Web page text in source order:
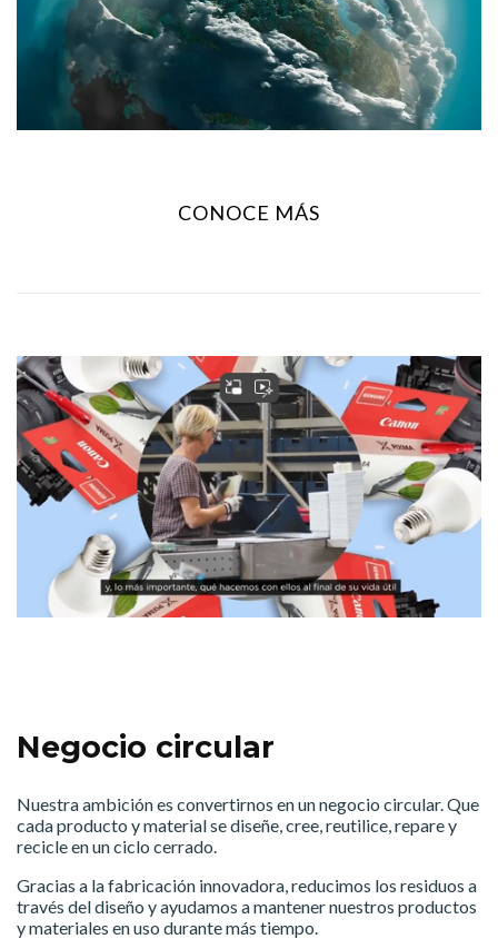
CONOCE MÁS
Negocio circular
Nuestra ambición es convertirnos en un negocio circular. Que
cada producto y material se diseñe, cree, reutilice, repare y
recicle en un ciclo cerrado.
Gracias a la fabricación innovadora, reducimos los residuos a
través del diseño y ayudamos a mantener nuestros productos
y materiales en uso durante más tiempo.